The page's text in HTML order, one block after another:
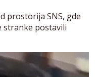
prostorija SNS, gde
stranke postavili